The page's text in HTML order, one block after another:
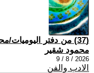
(37) من دفتر اليوميات/محمود شقير71
محمود شقير
2026 / 8 / 9
الادب والفن